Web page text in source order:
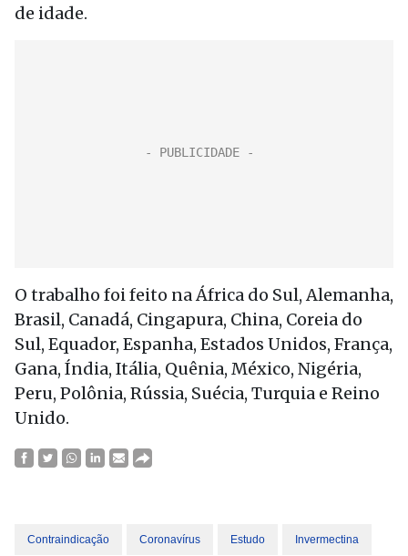
de idade.
O trabalho foi feito na África do Sul, Alemanha,
Brasil, Canadá, Cingapura, China, Coreia do
Sul, Equador, Espanha, Estados Unidos, França,
Gana, Índia, Itália, Quênia, México, Nigéria,
Peru, Polônia, Rússia, Suécia, Turquia e Reino
Unido.
Contraindicação Coronavírus Estudo Invermectina